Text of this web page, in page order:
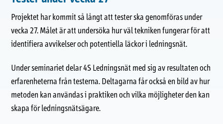
Projektet har kommit så långt att tester ska genomföras under
vecka 27. Målet är att undersöka hur väl tekniken fungerar för att
identifiera avvikelser och potentiella läckor i ledningsnät.
Under seminariet delar 4S Ledningsnät med sig av resultaten och
erfarenheterna från testerna. Deltagarna får också en bild av hur
metoden kan användas i praktiken och vilka möjligheter den kan
skapa för ledningsnätsägare.